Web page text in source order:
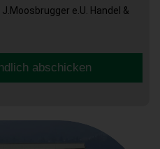
J.Moosbrugger e.U. Handel &
abschicken